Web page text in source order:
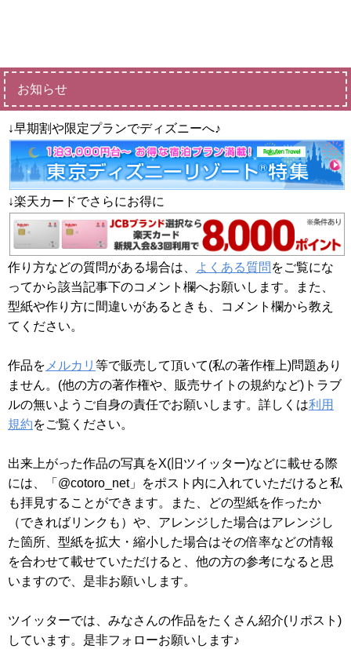
お知らせ
↓早期割や限定プランでディズニーへ♪
↓楽天カードでさらにお得に
作り方などの質問がある場合は、 よくある質問 をご覧にな
ってから該当記事下のコメント欄へお願いします。また、
型紙や作り方に間違いがあるときも、コメント欄から教え
てください。
作品を メルカリ 等で販売して頂いて(私の著作権上)問題あり
ません。(他の方の著作権や、販売サイトの規約など)トラブ
ルの無いようご自身の責任でお願いします。詳しくは利用
規約をご覧ください。
出来上がった作品の写真をX(旧ツイッター)などに載せる際
には、「@cotoro_net」をポスト内に入れていただけると私
も拝見することができます。また、どの型紙を作ったか
（できればリンクも）や、アレンジした場合はアレンジし
た箇所、型紙を拡大・縮小した場合はその倍率などの情報
を合わせて載せていただけると、他の方の参考になると思
いますので、是非お願いします。
ツイッターでは、みなさんの作品をたくさん紹介(リポスト)
しています。是非フォローお願いします♪